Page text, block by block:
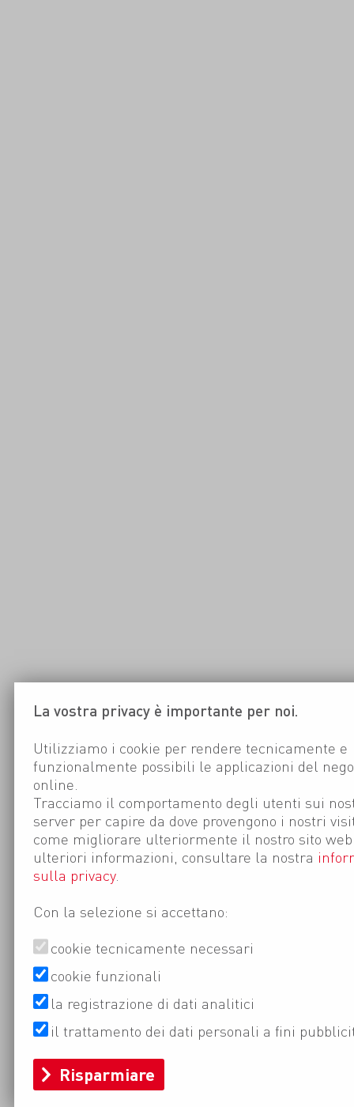
La vostra privacy è importante per noi.
Utilizziamo i cookie per rendere tecnicamente e
funzionalmente possibili le applicazioni del
online.
Tracciamo il comportamento degli utenti sui
server per capire da dove provengono i nostri
come migliorare ulteriormente il nostro sito
ulteriori informazioni, consultare la nostra
sulla privacy.
Con la selezione si accettano:
cookie tecnicamente necessari
cookie funzionali
la registrazione di dati analitici
il trattamento dei dati personali a fini
Risparmiare